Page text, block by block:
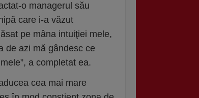
o managerul său
care i-a văzut
pe mâna intuiţiei mele,
de azi mă gândesc ce
a completat ea.
cea mai mare